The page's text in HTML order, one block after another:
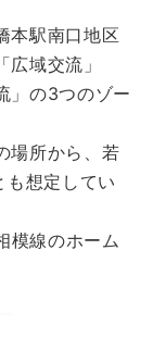
本駅南口地区
域交流」
」の3つのゾー
場所から、若
想定してい
模線のホーム